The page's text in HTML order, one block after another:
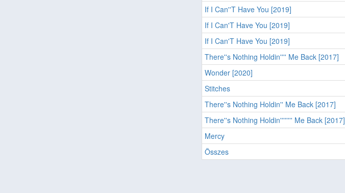
If I Can''T Have You [2019]
If I Can'T Have You [2019]
If I Can'T Have You [2019]
There''s Nothing Holdin'''' Me Back [2017]
Wonder [2020]
Stitches
There''s Nothing Holdin'' Me Back [2017]
There''s Nothing Holdin'''''''' Me Back [2017]
Mercy
Összes